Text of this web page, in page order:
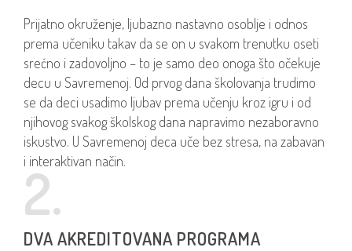
Prijatno okruženje, ljubazno nastavno osoblje i odnos
prema učeniku takav da se on u svakom trenutku oseti
srećno i zadovoljno – to je samo deo onoga što očekuje
decu u Savremenoj. Od prvog dana školovanja trudimo
se da deci usadimo ljubav prema učenju kroz igru i od
njihovog svakog školskog dana napravimo nezaboravno
iskustvo. U Savremenoj deca uče bez stresa, na zabavan
i interaktivan način.
2.
DVA AKREDITOVANA PROGRAMA